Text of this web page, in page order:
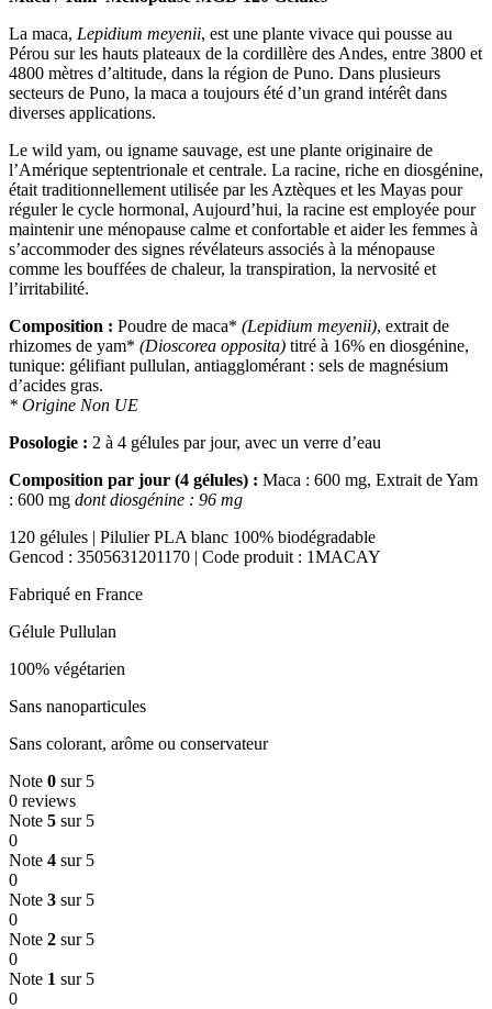
La maca, Lepidium meyenii, est une plante vivace qui pousse au
Pérou sur les hauts plateaux de la cordillère des Andes, entre 3800 et
4800 mètres d’altitude, dans la région de Puno. Dans plusieurs
secteurs de Puno, la maca a toujours été d’un grand intérêt dans
diverses applications.
Le wild yam, ou igname sauvage, est une plante originaire de
l’Amérique septentrionale et centrale. La racine, riche en diosgénine,
était traditionnellement utilisée par les Aztèques et les Mayas pour
réguler le cycle hormonal, Aujourd’hui, la racine est employée pour
maintenir une ménopause calme et confortable et aider les femmes à
s’accommoder des signes révélateurs associés à la ménopause
comme les bouffées de chaleur, la transpiration, la nervosité et
l’irritabilité.
Composition : Poudre de maca* (Lepidium meyenii), extrait de
rhizomes de yam* (Dioscorea opposita) titré à 16% en diosgénine,
tunique: gélifiant pullulan, antiagglomérant : sels de magnésium
d’acides gras.
* Origine Non UE
Posologie : 2 à 4 gélules par jour, avec un verre d’eau
Composition par jour (4 gélules) : Maca : 600 mg, Extrait de Yam
: 600 mg dont diosgénine : 96 mg
120 gélules | Pilulier PLA blanc 100% biodégradable
Gencod : 3505631201170 | Code produit : 1MACAY
Fabriqué en France
Gélule Pullulan
100% végétarien
Sans nanoparticules
Sans colorant, arôme ou conservateur
Note 0 sur 5
0 reviews
Note 5 sur 5
0
Note 4 sur 5
0
Note 3 sur 5
0
Note 2 sur 5
0
Note 1 sur 5
0